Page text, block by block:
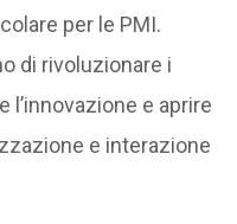
per le PMI.
di rivoluzionare i
e aprire
e interazione